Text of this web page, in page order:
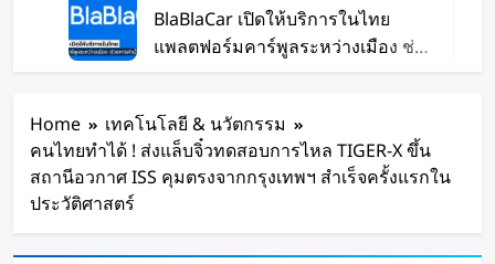
BlaBlaCar เปิดให้บริการในไทย
แพลตฟอร์มคาร์พูลระหว่างเมือง ช่วย
กวาดรายได้มากขึ้น 6 เท่า
Disney+ จับมือ TikTok ดึงครีเอเตอร์
สร้างคอนเทนต์
19 ชั่วโมง Ago
Home
เทคโนโลยี & นวัตกรรม
คนไทยทำได้ ! ส่งแล็บจิ๋วทดสอบการไหล TIGER-X ขึ้น
สถานีอวกาศ ISS คุมตรงจากกรุงเทพฯ สำเร็จครั้งแรกใน
ประวัติศาสตร์